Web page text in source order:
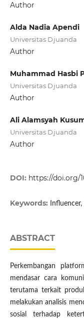
Author
Alda Nadia Apendi
Universitas Djuanda
Author
Muhammad Hasbi
Universitas Djuanda
Author
Ali Alamsyah
Universitas Djuanda
Author
DOI: https://doi.org/
Keywords:
ABSTRACT
Perkembangan
mendasar cara
terutama terkait
melakukan analisis
sosial terhadap